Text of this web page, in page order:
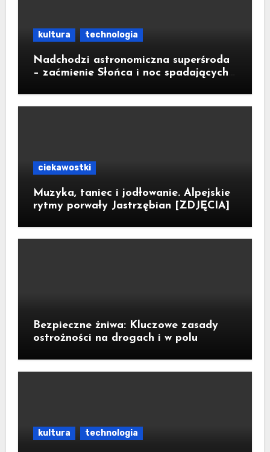
kultura technologia
Nadchodzi astronomiczna superśroda
– zaćmienie Słońca i noc spadających
ciekawostki
Muzyka, taniec i jodłowanie. Alpejskie
rytmy porwały Jastrzębian [ZDJĘCIA]
Bezpieczne żniwa: Kluczowe zasady
ostrożności na drogach i w polu
kultura technologia